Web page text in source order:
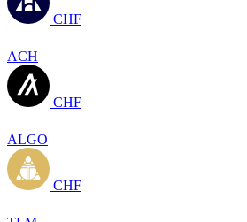
CHF
ACH
CHF
ALGO
CHF